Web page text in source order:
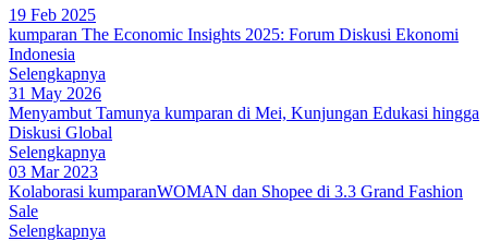
19 Feb 2025
kumparan The Economic Insights 2025: Forum Diskusi Ekonomi
Indonesia
Selengkapnya
31 May 2026
Menyambut Tamunya kumparan di Mei, Kunjungan Edukasi hingga
Diskusi Global
Selengkapnya
03 Mar 2023
Kolaborasi kumparanWOMAN dan Shopee di 3.3 Grand Fashion
Sale
Selengkapnya